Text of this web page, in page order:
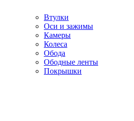
Втулки
Оси и зажимы
Камеры
Колeса
Обода
Ободные ленты
Покрышки